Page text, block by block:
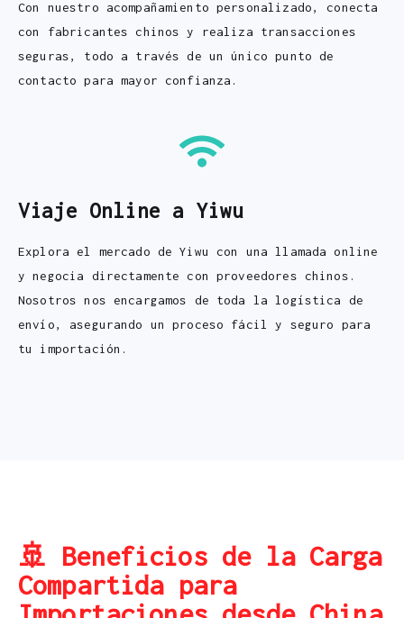
Con nuestro acompañamiento personalizado, conecta
con fabricantes chinos y realiza transacciones
seguras, todo a través de un único punto de
contacto para mayor confianza.
Viaje Online a Yiwu
Explora el mercado de Yiwu con una llamada online
y negocia directamente con proveedores chinos.
Nosotros nos encargamos de toda la logística de
envío, asegurando un proceso fácil y seguro para
tu importación.
🚢 Beneficios de la Carga
Compartida para